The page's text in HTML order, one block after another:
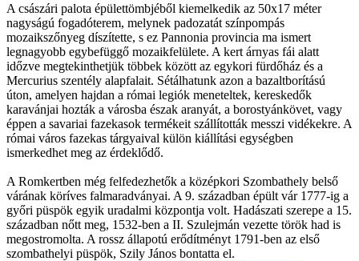
A császári palota épülettömbjéből kiemelkedik az 50x17 méter
nagyságú fogadóterem, melynek padozatát színpompás
mozaikszőnyeg díszítette, s ez Pannonia provincia ma ismert
legnagyobb egybefüggő mozaikfelülete. A kert árnyas fái alatt
időzve megtekinthetjük többek között az egykori fürdőház és a
Mercurius szentély alapfalait. Sétálhatunk azon a bazaltborítású
úton, amelyen hajdan a római legiók meneteltek, kereskedők
karavánjai hozták a városba észak aranyát, a borostyánkövet, vagy
éppen a savariai fazekasok termékeit szállították messzi vidékekre. A
római város fazekas tárgyaival külön kiállítási egységben
ismerkedhet meg az érdeklődő.
A Romkertben még felfedezhetők a középkori Szombathely belső
várának köríves falmaradványai. A 9. században épült vár 1777-ig a
győri püspök egyik uradalmi központja volt. Hadászati szerepe a 15.
században nőtt meg, 1532-ben a II. Szulejmán vezette török had is
megostromolta. A rossz állapotú erődítményt 1791-ben az első
szombathelyi püspök, Szily János bontatta el.